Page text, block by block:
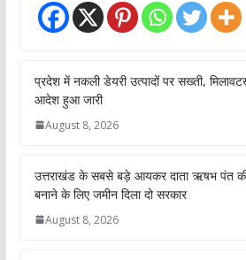
प्रदेश में नकली डेयरी उत्पादों पर सख्ती,
आदेश हुआ जारी
August 8, 2026
उत्तराखंड के सबसे बड़े आयकर दाता ऋषभ पंत की
बनाने के लिए जमीन दिला दो सरकार
August 8, 2026